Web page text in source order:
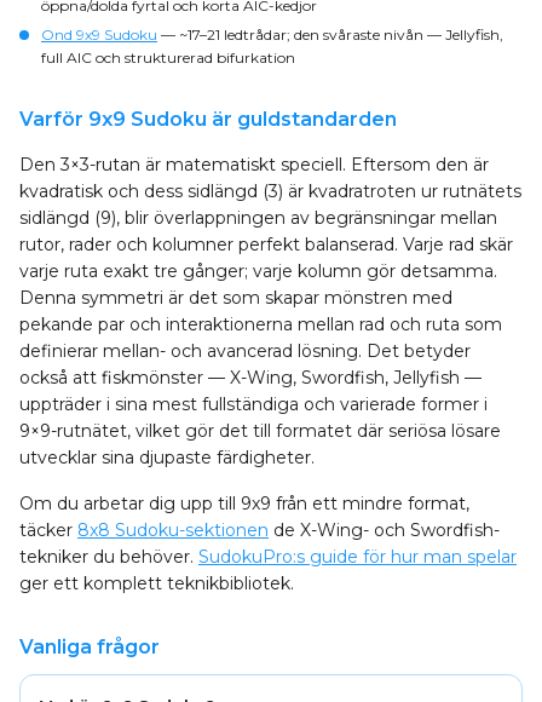
öppna/dolda fyrtal och korta AIC-kedjor
Ond 9x9 Sudoku — ~17–21 ledtrådar; den svåraste nivån — Jellyfish,
full AIC och strukturerad bifurkation
Varför 9x9 Sudoku är guldstandarden
Den 3×3-rutan är matematiskt speciell. Eftersom den är
kvadratisk och dess sidlängd (3) är kvadratroten ur rutnätets
sidlängd (9), blir överlappningen av begränsningar mellan
rutor, rader och kolumner perfekt balanserad. Varje rad skär
varje ruta exakt tre gånger; varje kolumn gör detsamma.
Denna symmetri är det som skapar mönstren med
pekande par och interaktionerna mellan rad och ruta som
definierar mellan- och avancerad lösning. Det betyder
också att fiskmönster — X-Wing, Swordfish, Jellyfish —
uppträder i sina mest fullständiga och varierade former i
9×9-rutnätet, vilket gör det till formatet där seriösa lösare
utvecklar sina djupaste färdigheter.
Om du arbetar dig upp till 9x9 från ett mindre format,
täcker 8x8 Sudoku-sektionen de X-Wing- och Swordfish-
tekniker du behöver. SudokuPro:s guide för hur man spelar
ger ett komplett teknikbibliotek.
Vanliga frågor